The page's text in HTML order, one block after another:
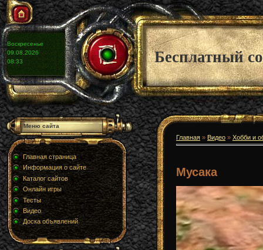
Воскресенье
09.08.2026
08:33
Бесплатный
Меню сайта
Главная страница
Информация о сайте
Каталог сайтов
Онлайн игры
Тесты
Видео
Доска объявлений
Главная » Видео » Хобби и
Мусака